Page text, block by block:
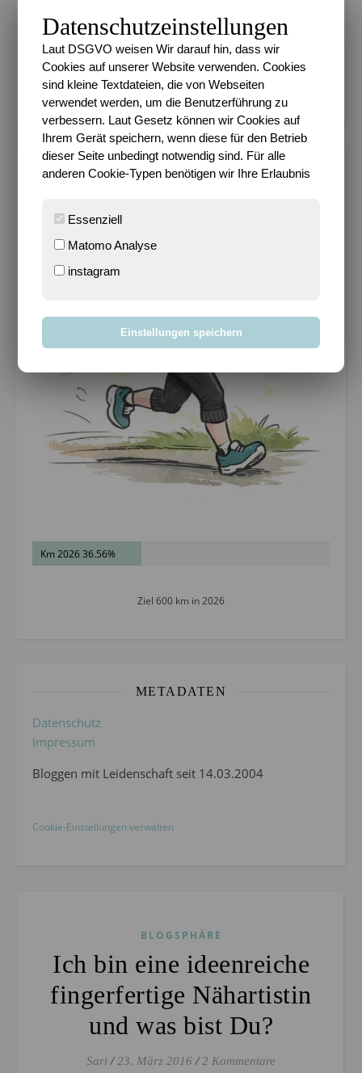
EURE FAVORITEN
Wie entsteht der (fü...- 167.331 views
Es schimpft sich Put... - 96.499 views
Es wird endlich Somm... - 75.635 views
SPORTY?!
Km 2026 36.56%
Ziel 600 km in 2026
METADATEN
Datenschutz
Impressum
Bloggen mit Leidenschaft seit 14.03.2004
Cookie-Einstellungen verwalten
BLOGSPHÄRE
Ich bin eine ideenreiche
fingerfertige Nähartistin
und was bist Du?
Sari / 23. März 2016 / 2 Kommentare
Datenschutzeinstellungen
Laut DSGVO weisen Wir darauf hin, dass wir
Cookies auf unserer Website verwenden. Cookies
sind kleine Textdateien, die von Webseiten
verwendet werden, um die Benutzerführung zu
verbessern. Laut Gesetz können wir Cookies auf
Ihrem Gerät speichern, wenn diese für den Betrieb
dieser Seite unbedingt notwendig sind. Für alle
anderen Cookie-Typen benötigen wir Ihre Erlaubnis
Essenziell
Matomo Analyse
instagram
Einstellungen speichern